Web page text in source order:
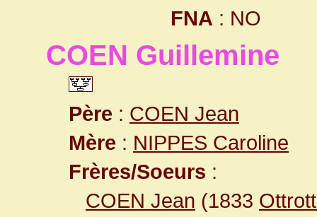
FNA : NO
COEN Guillemine
Père : COEN Jean
Mère : NIPPES Caroline
Frères/Soeurs :
COEN Jean (1833